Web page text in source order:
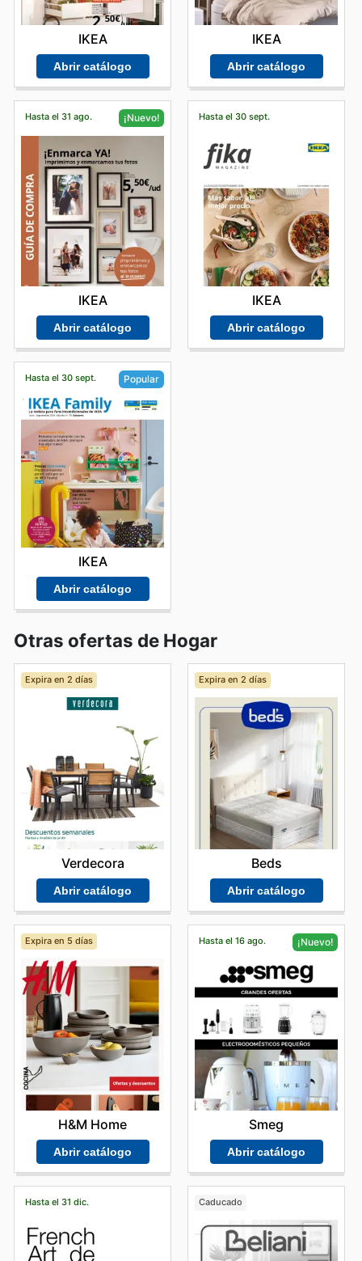
IKEA
Abrir catálogo
IKEA
Abrir catálogo
Hasta el 31 ago. ¡Nuevo!
IKEA
Abrir catálogo
Hasta el 30 sept.
IKEA
Abrir catálogo
Hasta el 30 sept. Popular
IKEA
Abrir catálogo
Otras ofertas de Hogar
Expira en 2 días
Verdecora
Abrir catálogo
Expira en 2 días
Beds
Abrir catálogo
Expira en 5 días
H&M Home
Abrir catálogo
Hasta el 16 ago. ¡Nuevo!
Smeg
Abrir catálogo
Hasta el 31 dic. Caducado